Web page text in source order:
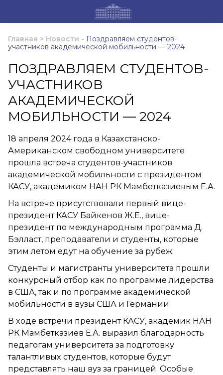
Главная > Новости - Поздравляем студентов-
участников академической мобильности — 2024
ПОЗДРАВЛЯЕМ СТУДЕНТОВ-
УЧАСТНИКОВ
АКАДЕМИЧЕСКОЙ
МОБИЛЬНОСТИ — 2024
18 апреля 2024 года в Казахстанско-
Американском свободном университете
прошла встреча студентов-участников
академической мобильности с президентом
КАСУ, академиком НАН РК Мамбетказиевым Е.А.
На встрече присутствовали первый вице-
президент КАСУ Байкенов Ж.Е., вице-
президент по международным программа Д.
Бэлласт, преподаватели и студенты, которые
этим летом едут на обучение за рубеж.
Студенты и магистранты университета прошли
конкурсный отбор как по программе лидерства
в США, так и по программе академической
мобильности в вузы США и Германии.
В ходе встречи президент КАСУ, академик НАН
РК Мамбетказиев Е.А. выразил благодарность
педагогам университета за подготовку
талантливых студентов, которые будут
представлять наш вуз за границей. Особые